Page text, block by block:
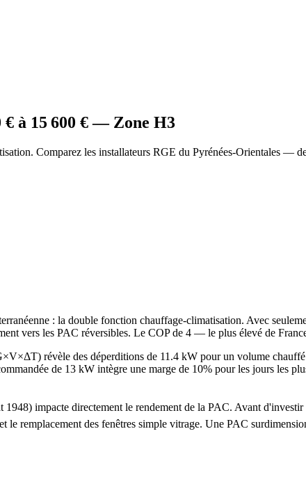
€ à 15 600 € — Zone H3
Comparez les installateurs RGE du Pyrénées-Orientales —
: la double fonction chauffage-climatisation. Avec
vers les PAC réversibles. Le COP de 4 — le plus élevé de
révèle des déperditions de 11.4 kW pour un volume
de 13 kW intègre une marge de 10% pour les jours les
impacte directement le rendement de la PAC. Avant d'investir
remplacement des fenêtres simple vitrage. Une PAC